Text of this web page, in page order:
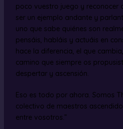
poco vuestro juego y reconocer
ser un ejemplo andante y
uno que sabe quiénes son
pensáis, habláis y actuáis en
hace la diferencia, el que
camino que siempre os
despertar y ascensión.
Eso es todo por ahora. Somos
colectivo de maestros
entre vosotros.”